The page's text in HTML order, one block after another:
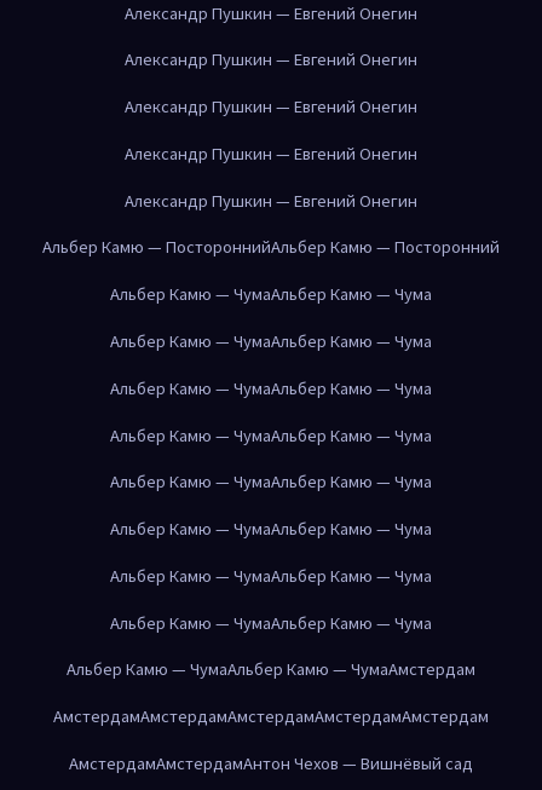
Александр Пушкин — Евгений Онегин
Александр Пушкин — Евгений Онегин
Александр Пушкин — Евгений Онегин
Александр Пушкин — Евгений Онегин
Александр Пушкин — Евгений Онегин
Альбер Камю — ПостороннийАльбер Камю — Посторонний
Альбер Камю — ЧумаАльбер Камю — Чума
Альбер Камю — ЧумаАльбер Камю — Чума
Альбер Камю — ЧумаАльбер Камю — Чума
Альбер Камю — ЧумаАльбер Камю — Чума
Альбер Камю — ЧумаАльбер Камю — Чума
Альбер Камю — ЧумаАльбер Камю — Чума
Альбер Камю — ЧумаАльбер Камю — Чума
Альбер Камю — ЧумаАльбер Камю — Чума
Альбер Камю — ЧумаАльбер Камю — ЧумаАмстердам
АмстердамАмстердамАмстердамАмстердамАмстердам
АмстердамАмстердамАнтон Чехов — Вишнёвый сад